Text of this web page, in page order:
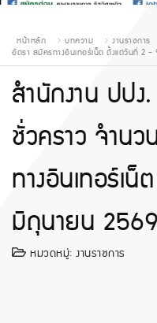
หน้าหลัก บทความ งานราชการ
อัตรา สมัครทางอินเทอร์เน็ต ตั้งแต่วันที่ 2
สำนักงาน ปป
ชั่วคราว จำน
ทางอินเทอร์เ
มิถุนายน 2569
หมวดหมู่: งานราชการ